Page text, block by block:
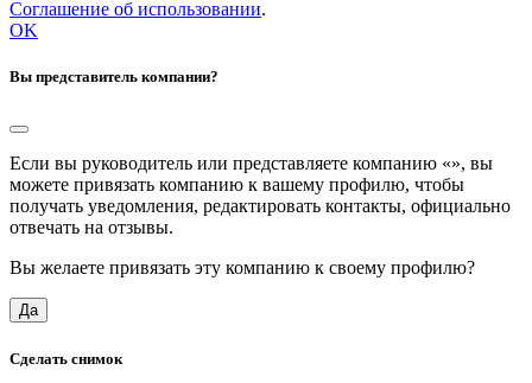
Соглашение об использовании.
OK
Вы представитель компании?
Если вы руководитель или представляете компанию «», вы
можете привязать компанию к вашему профилю, чтобы
получать уведомления, редактировать контакты, официально
отвечать на отзывы.
Вы желаете привязать эту компанию к своему профилю?
Да
Сделать снимок